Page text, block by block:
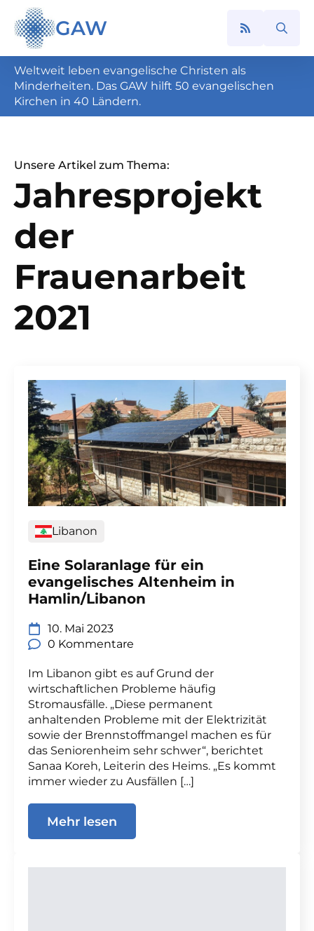
GAW
Search
Weltweit leben evangelische Christen als
Minderheiten. Das GAW hilft 50 evangelischen
Kirchen in 40 Ländern.
Unsere Artikel zum Thema:
Jahresprojekt
der
Frauenarbeit
2021
Libanon
Eine Solaranlage für ein
evangelisches Altenheim in
Hamlin/Libanon
10. Mai 2023
0 Kommentare
Im Libanon gibt es auf Grund der
wirtschaftlichen Probleme häufig
Stromausfälle. „Diese permanent
anhaltenden Probleme mit der Elektrizität
sowie der Brennstoffmangel machen es für
das Seniorenheim sehr schwer“, berichtet
Sanaa Koreh, Leiterin des Heims. „Es kommt
immer wieder zu Ausfällen […]
Mehr lesen